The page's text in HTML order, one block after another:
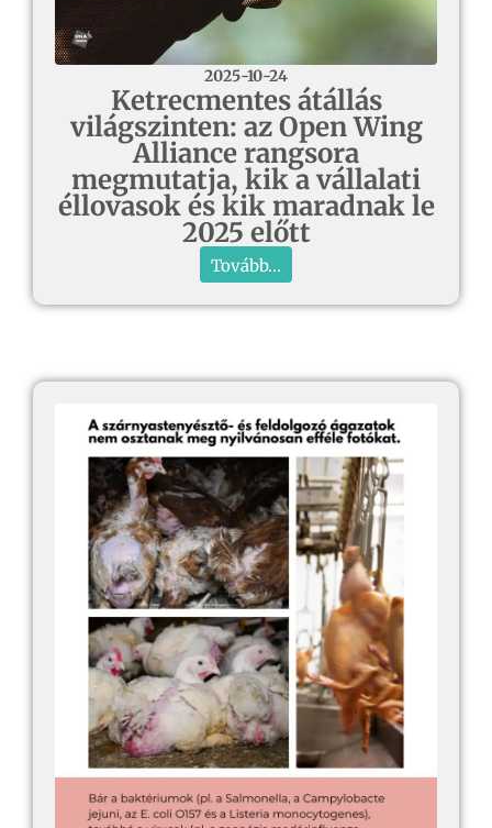
2025-10-24
Ketrecmentes átállás
világszinten: az Open Wing
Alliance rangsora
megmutatja, kik a vállalati
éllovasok és kik maradnak le
2025 előtt
Tovább...